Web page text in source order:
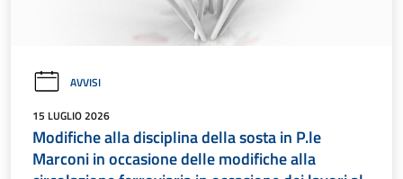
AVVISI
15 LUGLIO 2026
Modifiche alla disciplina della sosta in P.le
Marconi in occasione delle modifiche alla